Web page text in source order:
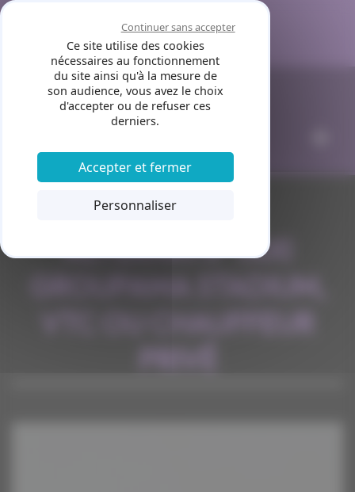
ALTERNATIF TAXI
GROUPAMA STADIUM,
VTC OU CHAUFFEUR
Panneau de gestion des cookies
Ce site utilise des cookies
nécessaires au fonctionnement
du site ainsi qu'à la mesure de
son audience, vous avez le choix
d'accepter ou de refuser ces
derniers.
Accepter et fermer
Continuer sans accepter
Personnaliser